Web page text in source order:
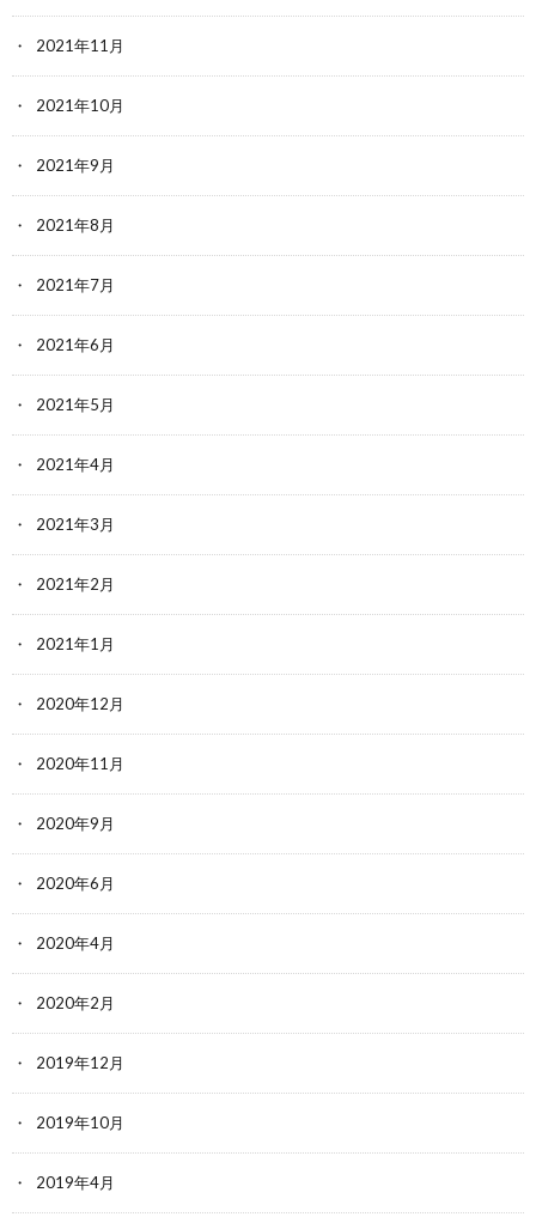
2021年11月
2021年10月
2021年9月
2021年8月
2021年7月
2021年6月
2021年5月
2021年4月
2021年3月
2021年2月
2021年1月
2020年12月
2020年11月
2020年9月
2020年6月
2020年4月
2020年2月
2019年12月
2019年10月
2019年4月